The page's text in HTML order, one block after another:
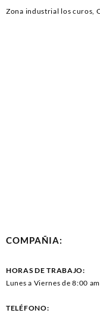
Zona industrial los curos,
COMPAÑIA:
HORAS DE TRABAJO:
Lunes a Viernes de 8:00
TELÉFONO: